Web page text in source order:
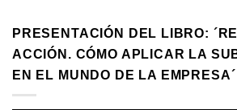
PRESENTACIÓN DEL LIBRO:
ACCIÓN. CÓMO APLICAR LA
EN EL MUNDO DE LA EMPRESA´